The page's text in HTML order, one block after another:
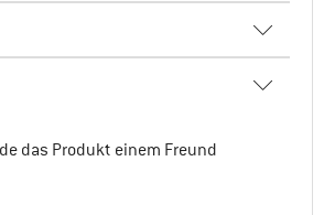
das Produkt einem Freund